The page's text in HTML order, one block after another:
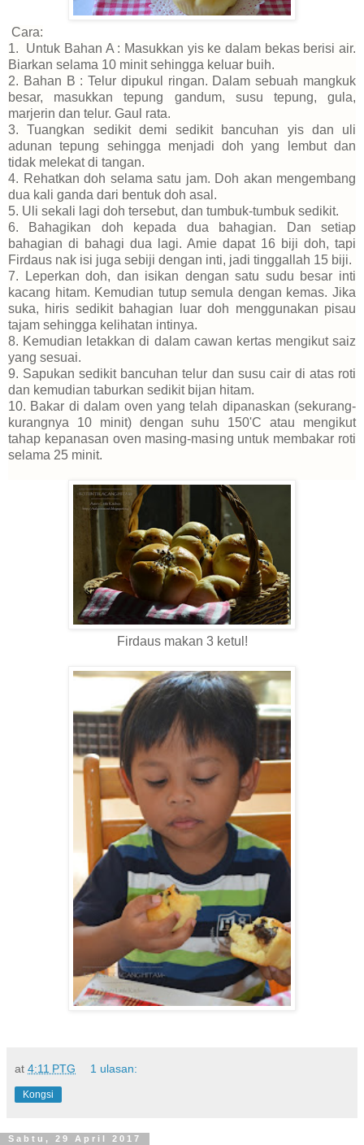
Cara:
1. Untuk Bahan A : Masukkan yis ke dalam bekas berisi air.
Biarkan selama 10 minit sehingga keluar buih.
2. Bahan B : Telur dipukul ringan. Dalam sebuah mangkuk
besar, masukkan tepung gandum, susu tepung, gula,
marjerin dan telur. Gaul rata.
3. Tuangkan sedikit demi sedikit bancuhan yis dan uli
adunan tepung sehingga menjadi doh yang lembut dan
tidak melekat di tangan.
4. Rehatkan doh selama satu jam. Doh akan mengembang
dua kali ganda dari bentuk doh asal.
5. Uli sekali lagi doh tersebut, dan tumbuk-tumbuk sedikit.
6. Bahagikan doh kepada dua bahagian. Dan setiap
bahagian di bahagi dua lagi. Amie dapat 16 biji doh, tapi
Firdaus nak isi juga sebiji dengan inti, jadi tinggallah 15 biji.
7. Leperkan doh, dan isikan dengan satu sudu besar inti
kacang hitam. Kemudian tutup semula dengan kemas. Jika
suka, hiris sedikit bahagian luar doh menggunakan pisau
tajam sehingga kelihatan intinya.
8. Kemudian letakkan di dalam cawan kertas mengikut saiz
yang sesuai.
9. Sapukan sedikit bancuhan telur dan susu cair di atas roti
dan kemudian taburkan sedikit bijan hitam.
10. Bakar di dalam oven yang telah dipanaskan (sekurang-
kurangnya 10 minit) dengan suhu 150'C atau mengikut
tahap kepanasan oven masing-masing untuk membakar roti
selama 25 minit.
Firdaus makan 3 ketul!
at 4:11 PTG 1 ulasan:
Kongsi
Sabtu, 29 April 2017